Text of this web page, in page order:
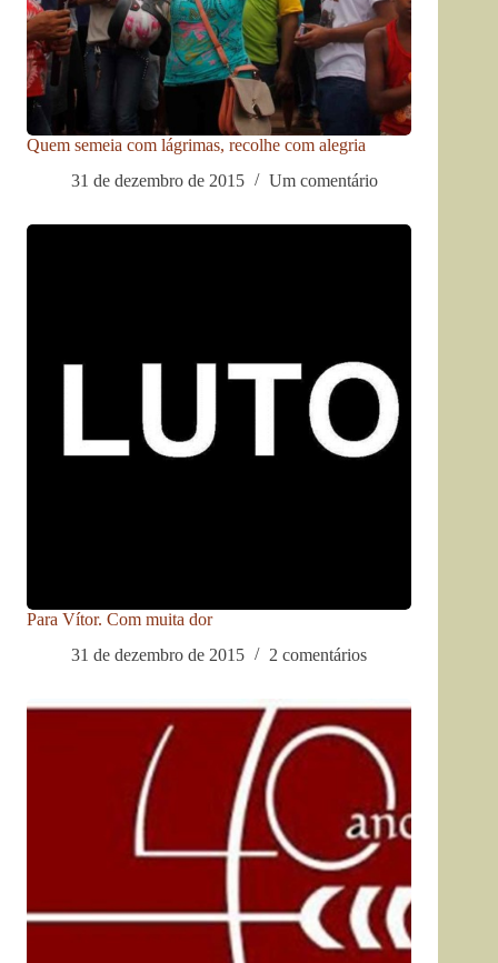
Quem semeia com lágrimas, recolhe com alegria
31 de dezembro de 2015
Um comentário
Para Vítor. Com muita dor
31 de dezembro de 2015
2 comentários